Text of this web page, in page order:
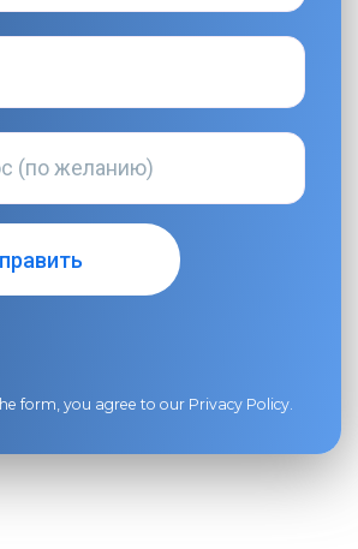
form, you agree to our Privacy Policy.